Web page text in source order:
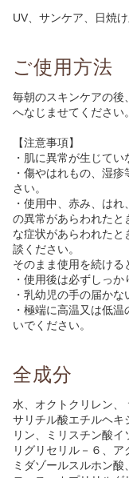
UV、サンケア、日焼
ご使用方法
毎朝のスキンケアの後
へなじませてください。
【注意事項】
・肌に異常が生じて
・傷やはれもの、湿
さい。
・使用中、赤み、は
の異常があらわれたと
な症状があらわれたと
談ください。
そのまま使用を続ける
・使用後は必ずしっか
・乳幼児の手の届かな
・極端に高温又は低
いでください。
全成分
水、オクトクリレン、
サリチル酸エチルヘキ
リン、ミリスチン酸
リグリセリル－６、
ミダゾールスルホン